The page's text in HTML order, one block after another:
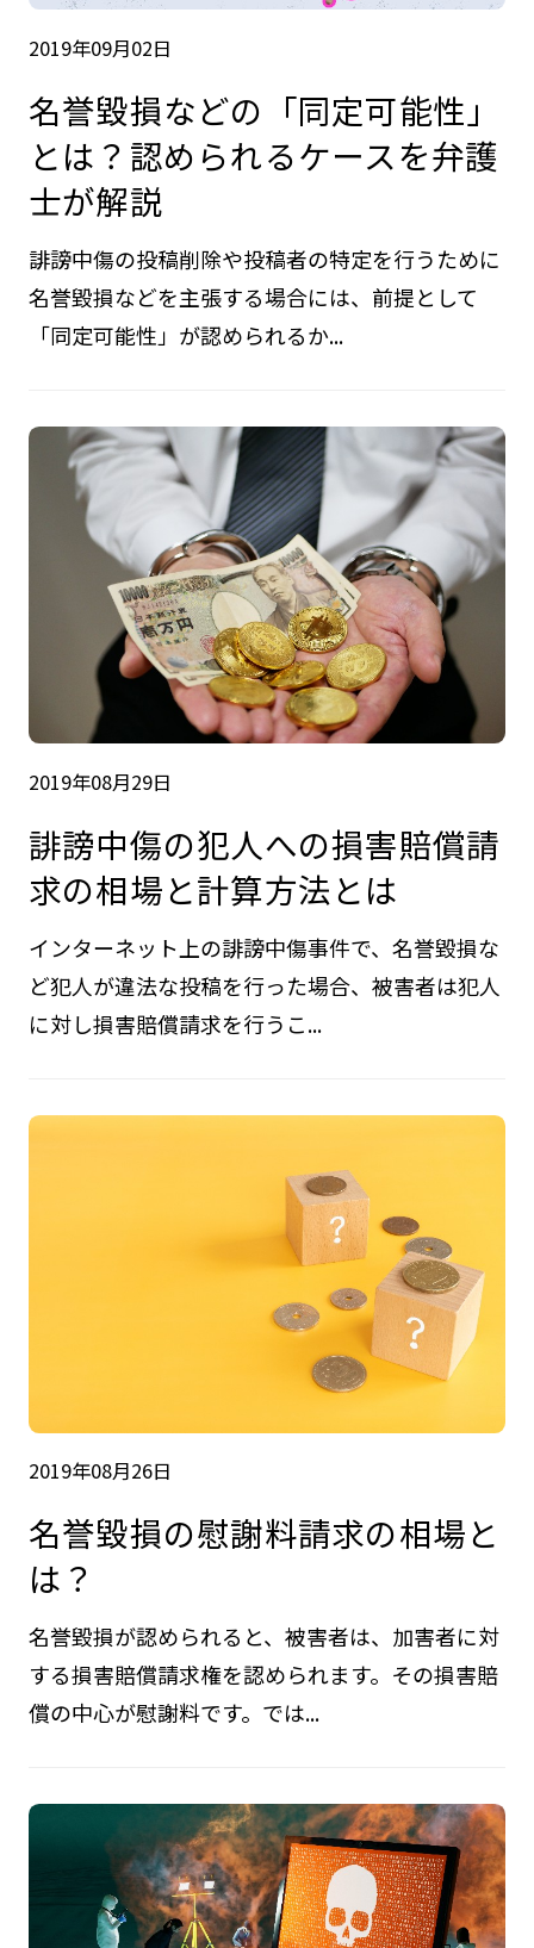
2019年09月02日
名誉毀損などの「同定可能性」
とは？認められるケースを弁護
士が解説
誹謗中傷の投稿削除や投稿者の特定を行うために
名誉毀損などを主張する場合には、前提として
「同定可能性」が認められるか...
2019年08月29日
誹謗中傷の犯人への損害賠償請
求の相場と計算方法とは
インターネット上の誹謗中傷事件で、名誉毀損な
ど犯人が違法な投稿を行った場合、被害者は犯人
に対し損害賠償請求を行うこ...
2019年08月26日
名誉毀損の慰謝料請求の相場と
は？
名誉毀損が認められると、被害者は、加害者に対
する損害賠償請求権を認められます。その損害賠
償の中心が慰謝料です。では...